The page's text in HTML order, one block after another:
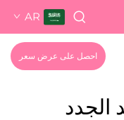
AR
احصل على عرض سعر
الجدد